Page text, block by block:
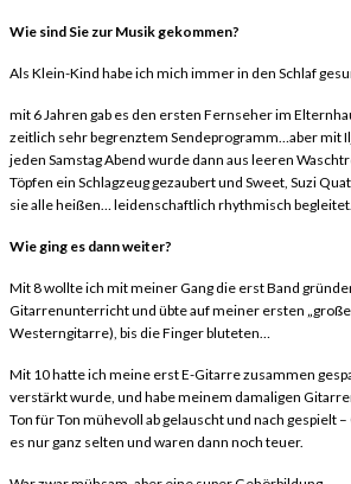
Wie sind Sie zur Musik gekommen?
Als Klein-Kind habe ich mich immer in den Schlaf
mit 6 Jahren gab es den ersten Fernseher im
zeitlich sehr begrenztem Sendeprogramm…aber mit
jeden Samstag Abend wurde dann aus leeren
Töpfen ein Schlagzeug gezaubert und Sweet, Suzi
sie alle heißen… leidenschaftlich rhythmisch
Wie ging es dann weiter?
Mit 8 wollte ich mit meiner Gang die erst Band
Gitarrenunterricht und übte auf meiner ersten
Westerngitarre), bis die Finger bluteten…
Mit 10 hatte ich meine erst E-Gitarre zusammen
verstärkt wurde, und habe meinem damaligen
Ton für Ton mühevoll ab gelauscht und nach gespielt –
es nur ganz selten und waren dann noch teuer.